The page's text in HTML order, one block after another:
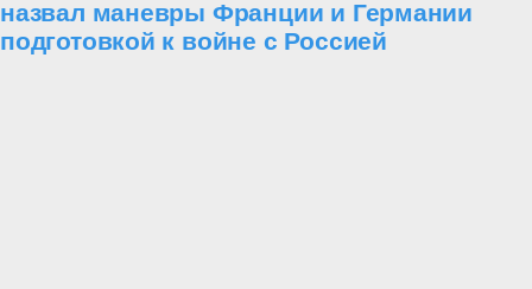
назвал маневры Франции и Германии
подготовкой к войне с Россией